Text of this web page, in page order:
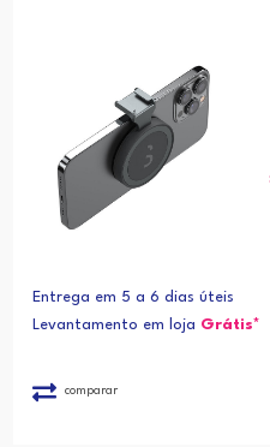
Entrega em 5 a 6 dias úteis
Levantamento em loja Grátis*
comparar